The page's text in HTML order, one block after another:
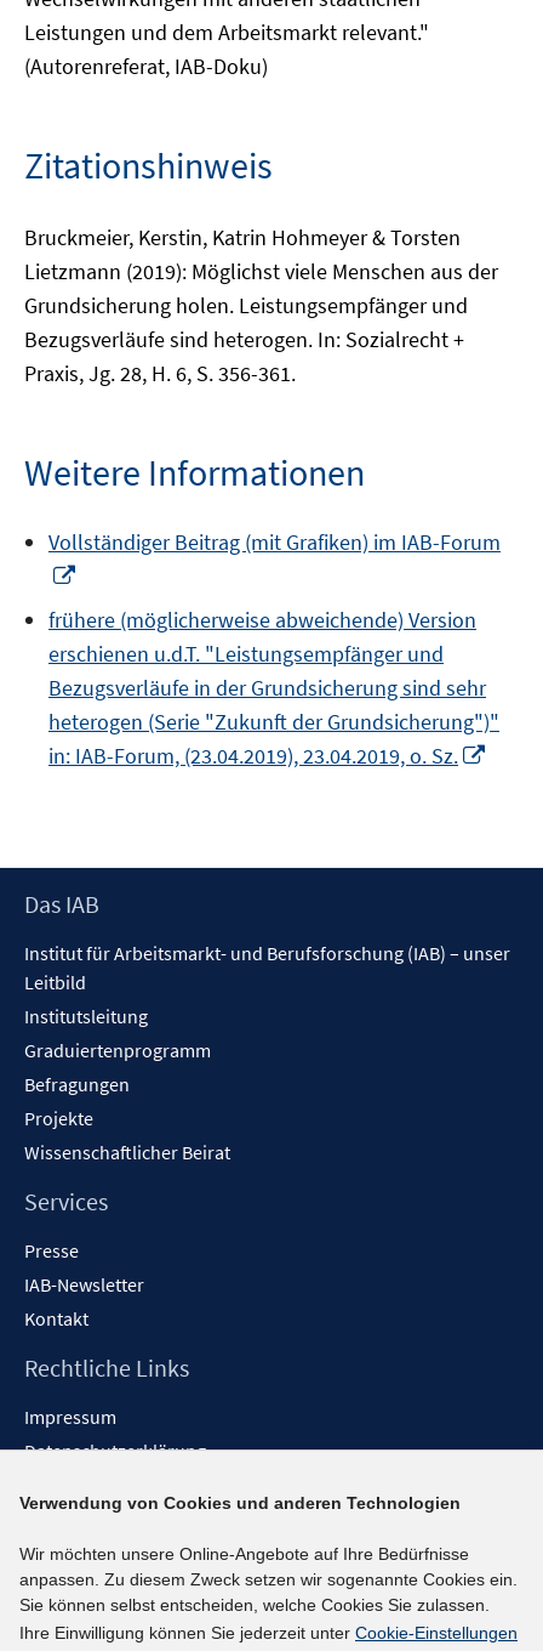
Leistungen und dem Arbeitsmarkt relevant."
(Autorenreferat, IAB-Doku)
Zitationshinweis
Bruckmeier, Kerstin, Katrin Hohmeyer & Torsten
Lietzmann (2019): Möglichst viele Menschen aus der
Grundsicherung holen. Leistungsempfänger und
Bezugsverläufe sind heterogen. In: Sozialrecht +
Praxis, Jg. 28, H. 6, S. 356-361.
Weitere Informationen
Vollständiger Beitrag (mit Grafiken) im IAB-Forum
Fenster
öffnen
frühere (möglicherweise abweichende) Version
erschienen u.d.T. "Leistungsempfänger und
Bezugsverläufe in der Grundsicherung sind sehr
heterogen (Serie "Zukunft der Grundsicherung")"
in: IAB-Forum, (23.04.2019), 23.04.2019, o. Sz.
Footer
Das IAB
Institut für Arbeitsmarkt- und Berufsforschung (IAB) – unser
Leitbild
Institutsleitung
Graduiertenprogramm
Befragungen
Projekte
Wissenschaftlicher Beirat
Services
Presse
IAB-Newsletter
Kontakt
Rechtliche Links
Impressum
Datenschutzerklärung
Barrieren melden
Social-Media-Kanäle
BlueSky
Verwendung von Cookies und anderen Technologien
Wir möchten unsere Online-Angebote auf Ihre Bedürfnisse
anpassen. Zu diesem Zweck setzen wir sogenannte Cookies ein.
Sie können selbst entscheiden, welche Cookies Sie zulassen.
Ihre Einwilligung können Sie jederzeit unter Cookie-Einstellungen